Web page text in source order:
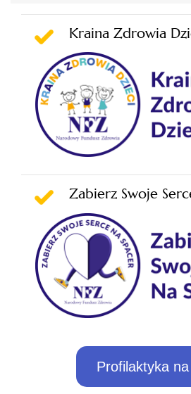
Kraina Zdrowia
Zabierz Swoje
Profilaktyka